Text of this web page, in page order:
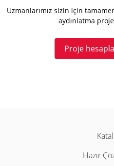
Uzmanlarımız sizin için
aydınlatma
Proje
Hazır